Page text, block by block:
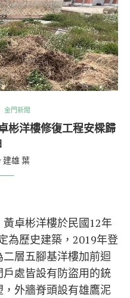
金門新聞
彬洋樓修復工程安樑歸
建雄 葉
卓彬洋樓於民國12年
為歷史建築，2019年登
層五腳基洋樓加前迴
處皆設有防盜用的銃
外牆脊頭設有雄鷹泥